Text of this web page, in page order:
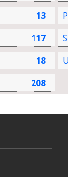
13
117
18
208